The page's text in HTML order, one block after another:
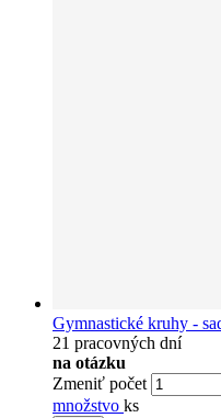
Gymnastické kruhy -
21 pracovných dní
na otázku
Zmeniť počet
množstvo ks